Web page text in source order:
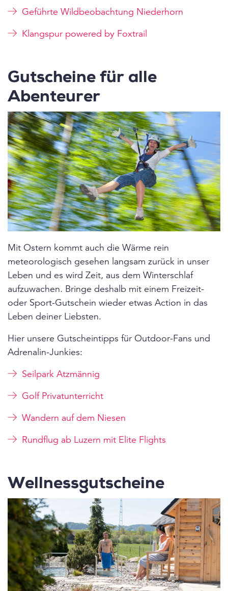
Geführte Wildbeobachtung Niederhorn
Klangspur powered by Foxtrail
Gutscheine für alle
Abenteurer
Mit Ostern kommt auch die Wärme rein
meteorologisch gesehen langsam zurück in unser
Leben und es wird Zeit, aus dem Winterschlaf
aufzuwachen. Bringe deshalb mit einem Freizeit-
oder Sport-Gutschein wieder etwas Action in das
Leben deiner Liebsten.
Hier unsere Gutscheintipps für Outdoor-Fans und
Adrenalin-Junkies:
Seilpark Atzmännig
Golf Privatunterricht
Wandern auf dem Niesen
Rundflug ab Luzern mit Elite Flights
Wellnessgutscheine